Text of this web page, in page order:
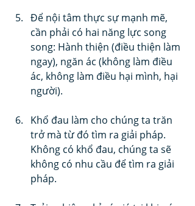
Để nội tâm thực sự mạnh mẽ,
cần phải có hai năng lực song
song: Hành thiện (điều thiện làm
ngay), ngăn ác (không làm điều
ác, không làm điều hại mình, hại
người).
Khổ đau làm cho chúng ta trăn
trở mà từ đó tìm ra giải pháp.
Không có khổ đau, chúng ta sẽ
không có nhu cầu để tìm ra giải
pháp.